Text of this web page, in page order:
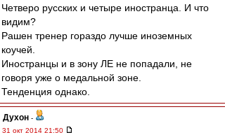
Четверо русских и четыре иностранца. И что
видим?
Рашен тренер гораздо лучше иноземных
коучей.
Иностранцы и в зону ЛЕ не попадали, не
говоря уже о медальной зоне.
Тенденция однако.
Духон -
31 окт 2014 21:50